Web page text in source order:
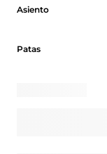
Asiento
Patas